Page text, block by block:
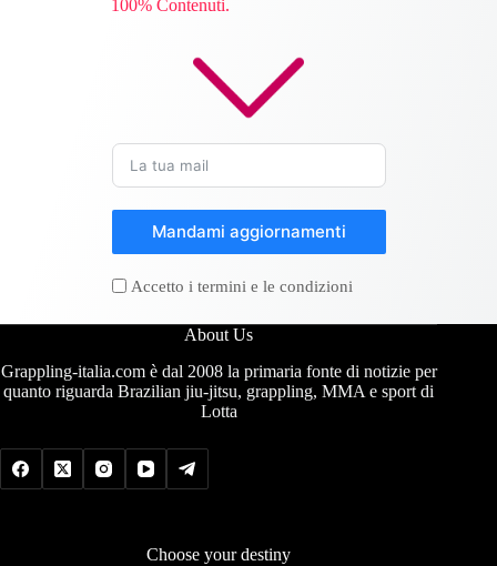
100% Contenuti.
Mandami aggiornamenti
Accetto i termini e le condizioni
About Us
Grappling-italia.com è dal 2008 la primaria fonte di notizie per
quanto riguarda Brazilian jiu-jitsu, grappling, MMA e sport di
Lotta
Choose your destiny